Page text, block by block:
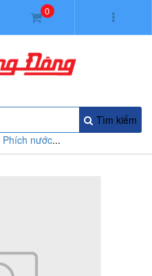
0
Tìm kiếm
Phích nước...